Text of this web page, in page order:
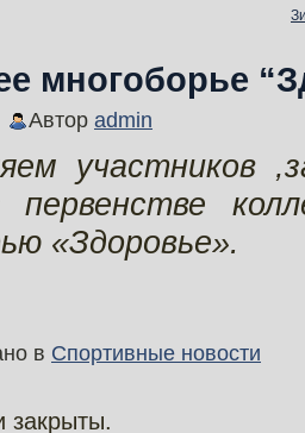
многоборье
Автор admin
участников
«Здоровье».
в Спортивные новости
закрыты.